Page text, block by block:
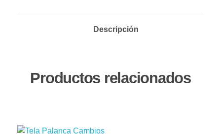
Descripción
Productos relacionados